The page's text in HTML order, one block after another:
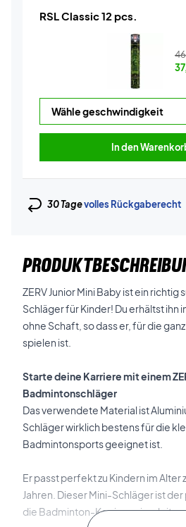
RSL Classic 12 pcs.
In den
30 Tagevolles Rückgaberecht
ZERV Junior Mini Baby ist ein richtig
Schläger für Kinder! Du erhältst ihn
ohne Schaft, so dass er, für die
spielen ist.
Starte deine Karriere mit einem
Badmintonschläger
Das verwendete Material ist
Schläger wirklich bestens für die
Badmintonsports geeignet ist.
Er passt perfekt zu Kindern im Alter
Jahren. Dieser Mini-Schläger ist
die Badminton-Karriere einzuleiten.